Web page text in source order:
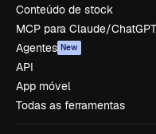
Conteúdo de stock
MCP para Claude/ChatGPT
Agentes New
API
App móvel
Todas as ferramentas